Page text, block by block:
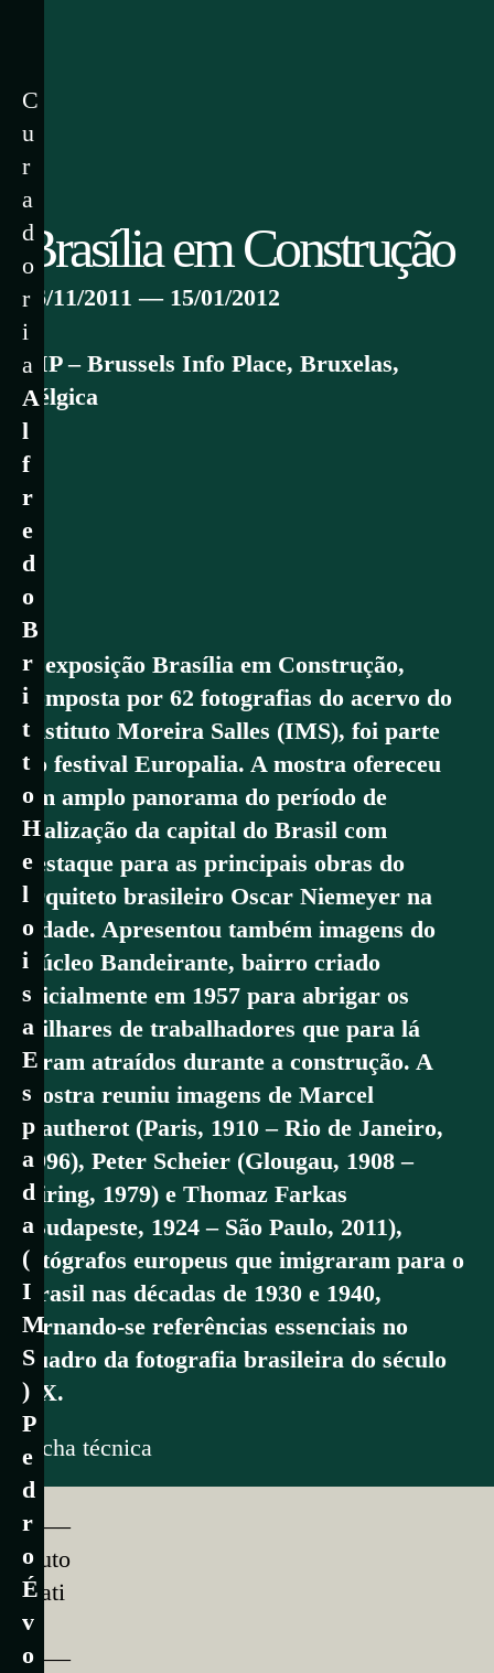
C
u
r
a
d
o
r
i
a
A
l
f
r
e
d
o
B
r
i
t
t
o
H
e
l
o
i
s
a
E
s
p
a
d
a
(
I
M
S
)
P
e
d
r
o
É
v
o
Brasília em Construção
16/11/2011 — 15/01/2012
BIP – Brussels Info Place, Bruxelas,
Bélgica
A exposição Brasília em Construção,
composta por 62 fotografias do acervo do
Instituto Moreira Salles (IMS), foi parte
do festival Europalia. A mostra ofereceu
um amplo panorama do período de
realização da capital do Brasil com
destaque para as principais obras do
arquiteto brasileiro Oscar Niemeyer na
cidade. Apresentou também imagens do
Núcleo Bandeirante, bairro criado
oficialmente em 1957 para abrigar os
milhares de trabalhadores que para lá
foram atraídos durante a construção. A
mostra reuniu imagens de Marcel
Gautherot (Paris, 1910 – Rio de Janeiro,
1996), Peter Scheier (Glougau, 1908 –
Airing, 1979) e Thomaz Farkas
(Budapeste, 1924 – São Paulo, 2011),
fotógrafos europeus que imigraram para o
Brasil nas décadas de 1930 e 1940,
tornando-se referências essenciais no
quadro da fotografia brasileira do século
XX.
Ficha técnica
––––
Auto
mati
ca
––––